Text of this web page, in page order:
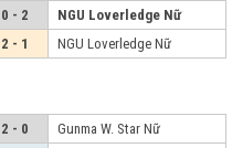
0 - 2
NGU Loverledge Nữ
2 - 1 NGU Loverledge Nữ
2 - 0
Gunma W. Star Nữ